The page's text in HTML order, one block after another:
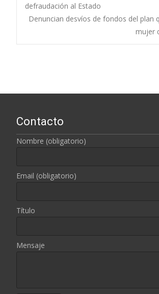
entradas
defraudación al Estado
Denuncian desvíos de fondos del plan
mujer
Contacto
Nombre (obligatorio)
Email (obligatorio)
Título
Mensaje